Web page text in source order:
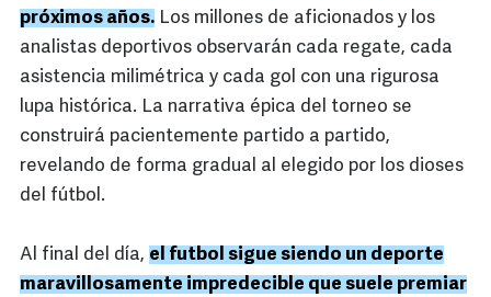
próximos años. Los millones de aficionados y los
analistas deportivos observarán cada regate, cada
asistencia milimétrica y cada gol con una rigurosa
lupa histórica. La narrativa épica del torneo se
construirá pacientemente partido a partido,
revelando de forma gradual al elegido por los dioses
del fútbol.
Al final del día, el futbol sigue siendo un deporte
maravillosamente impredecible que suele premiar